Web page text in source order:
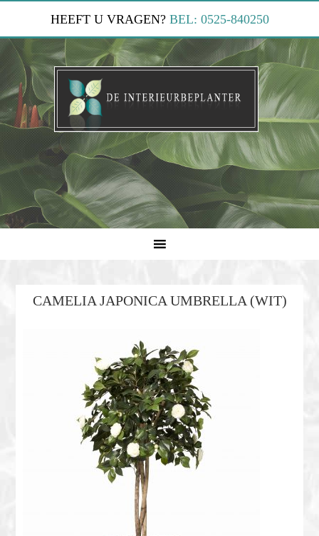
HEEFT U VRAGEN? BEL: 0525-840250
CAMELIA JAPONICA UMBRELLA (WIT)